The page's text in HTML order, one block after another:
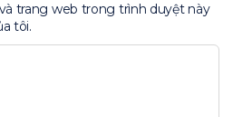
trang web trong trình duyệt này
tôi.